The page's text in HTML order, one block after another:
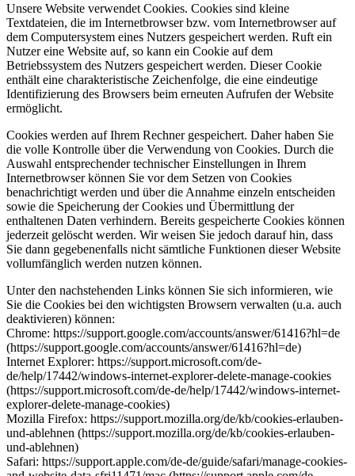
Unsere Website verwendet Cookies. Cookies sind kleine
Textdateien, die im Internetbrowser bzw. vom Internetbrowser auf
dem Computersystem eines Nutzers gespeichert werden. Ruft ein
Nutzer eine Website auf, so kann ein Cookie auf dem
Betriebssystem des Nutzers gespeichert werden. Dieser Cookie
enthält eine charakteristische Zeichenfolge, die eine eindeutige
Identifizierung des Browsers beim erneuten Aufrufen der Website
ermöglicht.
Cookies werden auf Ihrem Rechner gespeichert. Daher haben Sie
die volle Kontrolle über die Verwendung von Cookies. Durch die
Auswahl entsprechender technischer Einstellungen in Ihrem
Internetbrowser können Sie vor dem Setzen von Cookies
benachrichtigt werden und über die Annahme einzeln entscheiden
sowie die Speicherung der Cookies und Übermittlung der
enthaltenen Daten verhindern. Bereits gespeicherte Cookies können
jederzeit gelöscht werden. Wir weisen Sie jedoch darauf hin, dass
Sie dann gegebenenfalls nicht sämtliche Funktionen dieser Website
vollumfänglich werden nutzen können.
Unter den nachstehenden Links können Sie sich informieren, wie
Sie die Cookies bei den wichtigsten Browsern verwalten (u.a. auch
deaktivieren) können:
Chrome: https://support.google.com/accounts/answer/61416?hl=de
(https://support.google.com/accounts/answer/61416?hl=de)
Internet Explorer: https://support.microsoft.com/de-
de/help/17442/windows-internet-explorer-delete-manage-cookies
(https://support.microsoft.com/de-de/help/17442/windows-internet-
explorer-delete-manage-cookies)
Mozilla Firefox: https://support.mozilla.org/de/kb/cookies-erlauben-
und-ablehnen (https://support.mozilla.org/de/kb/cookies-erlauben-
und-ablehnen)
Safari: https://support.apple.com/de-de/guide/safari/manage-cookies-